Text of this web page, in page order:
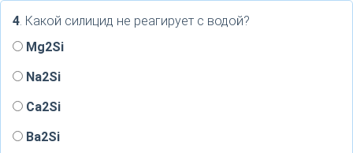
4. Какой силицид не реагирует с водой?
Mg2Si
Na2Si
Ca2Si
Ba2Si